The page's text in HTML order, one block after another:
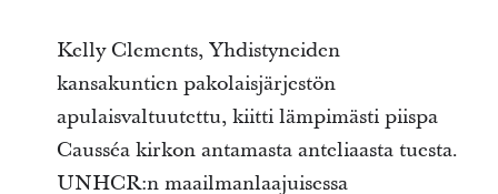
Kelly Clements, Yhdistyneiden
kansakuntien pakolaisjärjestön
apulaisvaltuutettu, kiitti lämpimästi piispa
Causséa kirkon antamasta anteliaasta tuesta.
UNHCR:n maailmanlaajuisessa